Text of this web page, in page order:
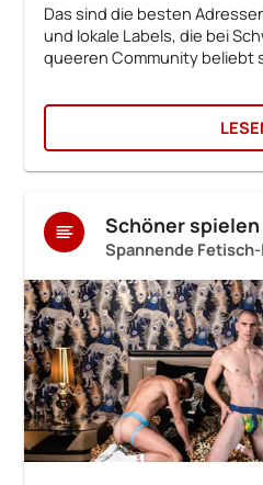
Das sind die besten
und lokale Labels, die bei
queeren Community beliebt
Schöner spielen
Spannende